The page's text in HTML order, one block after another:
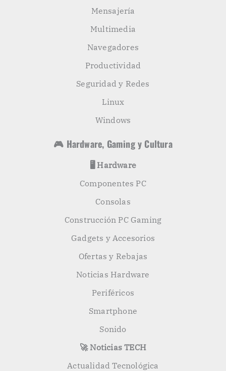
Mensajería
Multimedia
Navegadores
Productividad
Seguridad y Redes
Linux
Windows
🎮 Hardware, Gaming y Cultura
🖥️ Hardware
Componentes PC
Consolas
Construcción PC Gaming
Gadgets y Accesorios
Ofertas y Rebajas
Noticias Hardware
Periféricos
Smartphone
Sonido
🚀 Noticias TECH
Actualidad Tecnológica